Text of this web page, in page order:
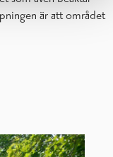
är att området